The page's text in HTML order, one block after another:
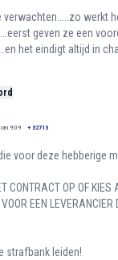
verwachten.....zo werkt
geven ze een
het eindigt altijd in
9:09 + 32713
voor deze hebberige
CONTRACT OP OF KIES
EEN LEVERANCIER
strafbank leiden!